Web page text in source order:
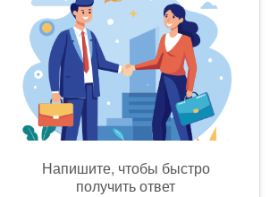
Напишите, чтобы быстро
получить ответ